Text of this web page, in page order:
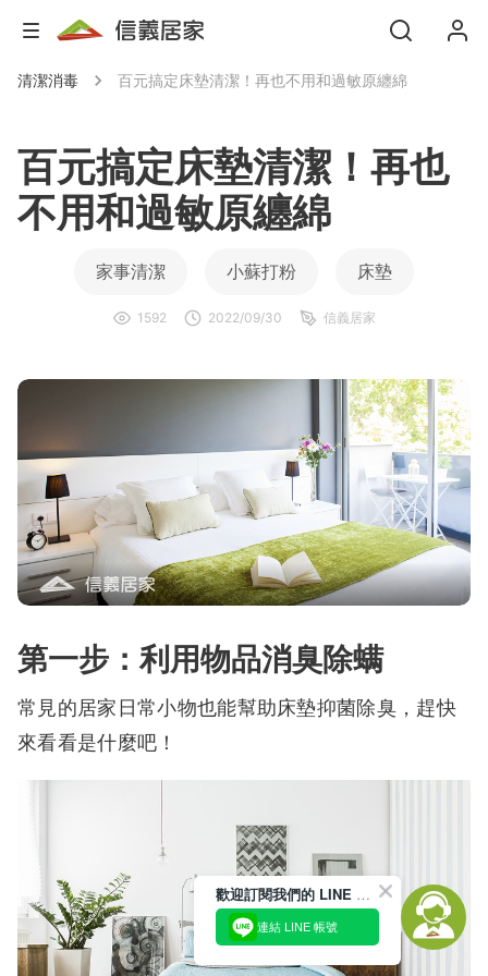
清潔消毒 百元搞定床墊清潔！再也不用和過敏原纏綿
百元搞定床墊清潔！再也
不用和過敏原纏綿
家事清潔 小蘇打粉 床墊
1592 2022/09/30 信義居家
第一步：利用物品消臭除螨
常見的居家日常小物也能幫助床墊抑菌除臭，趕快
來看看是什麼吧！
歡迎訂閱我們的 LINE 官方帳號
連結 LINE 帳號